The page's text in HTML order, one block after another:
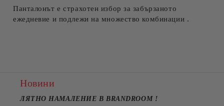
Панталонът е страхотен избор за забързаното
ежедневие и подлежи на множество комбинации .
Новини
ЛЯТНО НАМАЛЕНИЕ В BRANDROOM !